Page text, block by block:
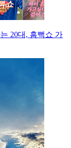
20대, 흠뻑쇼 가